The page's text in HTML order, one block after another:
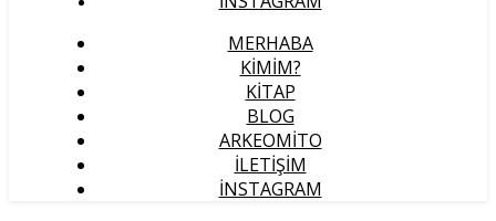
MERHABA
KIMIM?
KITAP
BLOG
ARKEOMITO
İLETIŞIM
İNSTAGRAM